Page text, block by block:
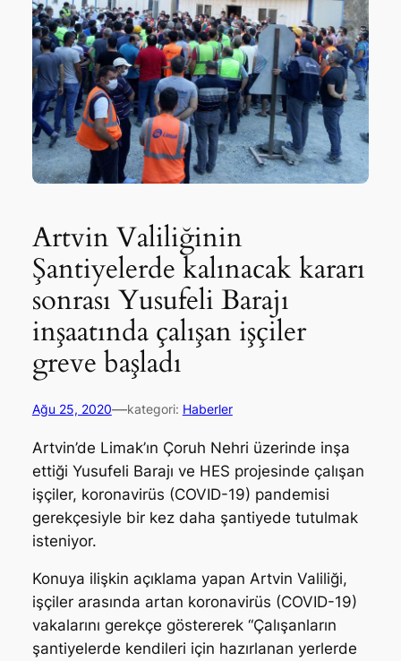
Artvin Valiliğinin
Şantiyelerde kalınacak kararı
sonrası Yusufeli Barajı
inşaatında çalışan işçiler
greve başladı
Ağu 25, 2020—kategori: Haberler
Artvin’de Limak’ın Çoruh Nehri üzerinde inşa
ettiği Yusufeli Barajı ve HES projesinde çalışan
işçiler, koronavirüs (COVID-19) pandemisi
gerekçesiyle bir kez daha şantiyede tutulmak
isteniyor.
Konuya ilişkin açıklama yapan Artvin Valiliği,
işçiler arasında artan koronavirüs (COVID-19)
vakalarını gerekçe göstererek “Çalışanların
şantiyelerde kendileri için hazırlanan yerlerde